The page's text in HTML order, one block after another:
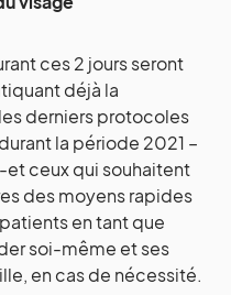
ces 2 jours seront
déjà la
derniers protocoles
la période 2021 –
et ceux qui souhaitent
des moyens rapides
en tant que
soi-même et ses
en cas de nécessité.